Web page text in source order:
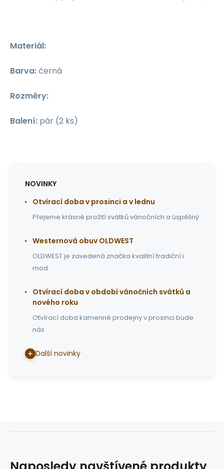
Materiál:
Barva:černá
Rozměry:
Balení: pár (2 ks)
NOVINKY
Otvírací doba v prosinci a v lednu
Přejeme krásné prožití svátků vánočních a úspěšný
Westernová obuv OLDWEST
OLDWEST je zavedená značka kvalitní tradiční i
mod
Otvírací doba v období vánočních svátků a
nového roku
Otvírací doba kamenné prodejny v prosinci bude
nás
Další novinky